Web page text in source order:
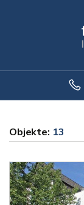
Objekte: 13